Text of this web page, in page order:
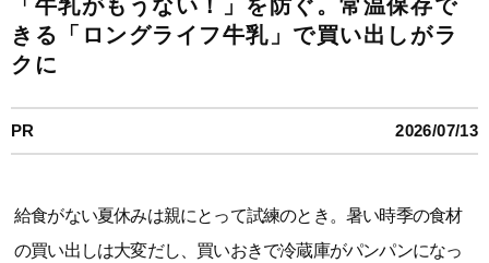
「牛乳がもうない！」を防ぐ。常温保存で
きる「ロングライフ牛乳」で買い出しがラ
クに
PR 2026/07/13
給食がない夏休みは親にとって試練のとき。暑い時季の食材
の買い出しは大変だし、買いおきで冷蔵庫がパンパンになっ